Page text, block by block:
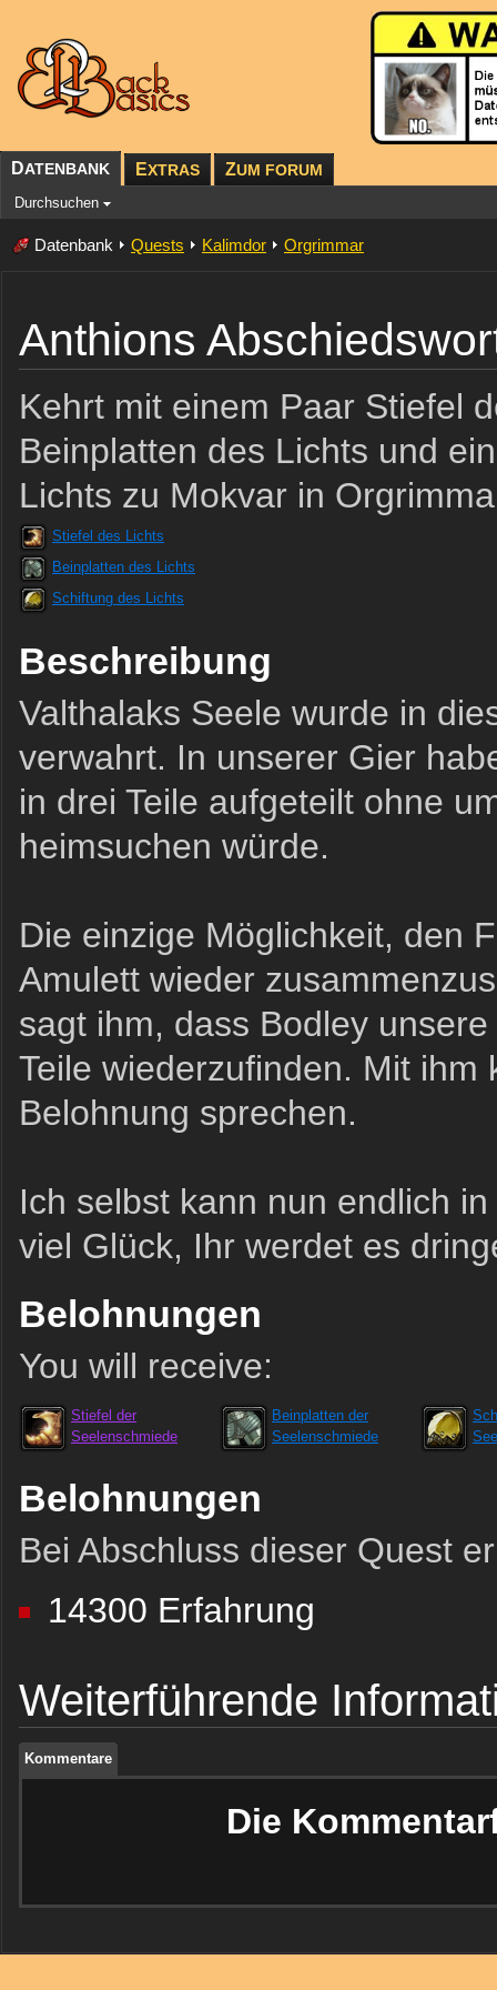
DATENBANK EXTRAS ZUM FORUM
Durchsuchen
Datenbank Quests Kalimdor Orgrimmar
Anthions
Kehrt mit einem Paar Stiefel
Beinplatten des Lichts und
Lichts zu Mokvar in
Stiefel des Lichts
Beinplatten des Lichts
Schiftung des Lichts
Beschreibung
Valthalaks Seele wurde in
verwahrt. In unserer Gier
in drei Teile aufgeteilt ohne
heimsuchen würde.
Die einzige Möglichkeit, den
Amulett wieder
sagt ihm, dass Bodley
Teile wiederzufinden. Mit
Belohnung sprechen.
Ich selbst kann nun endlich
viel Glück, Ihr werdet es
Belohnungen
You will receive:
Stiefel der
Seelenschmiede
Beinplatten der
Seelenschmiede
Belohnungen
Bei Abschluss dieser Quest
14300 Erfahrung
Weiterführende
Kommentare
Kommentare
Kommentare
Die